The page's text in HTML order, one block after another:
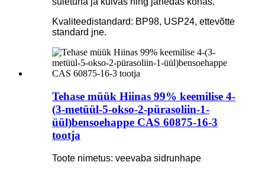
Kvaliteedistandard: BP98, USP24, ettevõtte
standard jne.
Tehase müük Hiinas 99% keemilise 4-
(3-metüül-5-okso-2-pürasoliin-1-
üül)bensoehappe CAS 60875-16-3
tootja
Toote nimetus: veevaba sidrunhape